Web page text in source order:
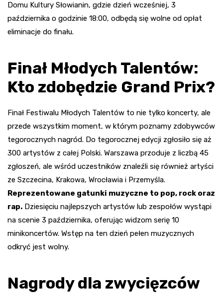
Domu Kultury Słowianin, gdzie dzień wcześniej, 3
października o godzinie 18:00, odbędą się wolne od opłat
eliminacje do finału.
Finał Młodych Talentów:
Kto zdobędzie Grand Prix?
Finał Festiwalu Młodych Talentów to nie tylko koncerty, ale
przede wszystkim moment, w którym poznamy zdobywców
tegorocznych nagród. Do tegorocznej edycji zgłosiło się aż
300 artystów z całej Polski. Warszawa przoduje z liczbą 45
zgłoszeń, ale wśród uczestników znaleźli się również artyści
ze Szczecina, Krakowa, Wrocławia i Przemyśla.
Reprezentowane gatunki muzyczne to pop, rock oraz
rap. Dziesięciu najlepszych artystów lub zespołów wystąpi
na scenie 3 października, oferując widzom serię 10
minikoncertów. Wstęp na ten dzień pełen muzycznych
odkryć jest wolny.
Nagrody dla zwycięzców